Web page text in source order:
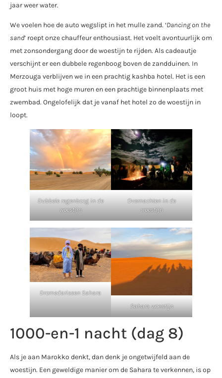
jaar weer water.
We voelen hoe de auto wegslipt in het mulle zand. ‘Dancing on the
sand’ roept onze chauffeur enthousiast. Het voelt avontuurlijk om
met zonsondergang door de woestijn te rijden. Als cadeautje
verschijnt er een dubbele regenboog boven de zandduinen. In
Merzouga verblijven we in een prachtig kashba hotel. Het is een
groot huis met hoge muren en een prachtige binnenplaats met
zwembad. Ongelofelijk dat je vanaf het hotel zo de woestijn in
loopt.
Dubbele regenboog in de
woestijn
Overnachten in de
woestijn
Dromedarissen Sahara
Sahara woestijn
1000-en-1 nacht (dag 8)
Als je aan Marokko denkt, dan denk je ongetwijfeld aan de
woestijn. Een geweldige manier om de Sahara te verkennen, is op